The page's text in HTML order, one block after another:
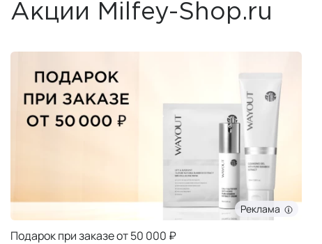
Акции Milfey-Shop.ru
Реклама
Подарок при заказе от 50 000 ₽